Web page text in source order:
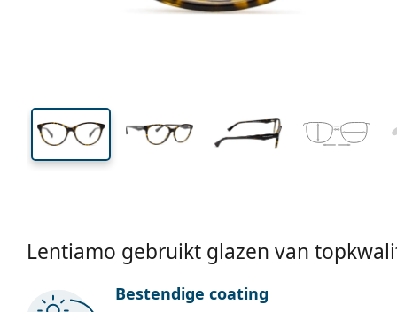
Lentiamo gebruikt glazen van
Bestendige coating